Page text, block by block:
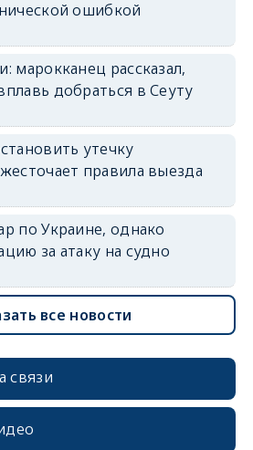
ошибкой
марокканец рассказал,
добраться в Сеуту
утечку
правила выезда
по Украине, однако
за атаку на судно
все новости
связи